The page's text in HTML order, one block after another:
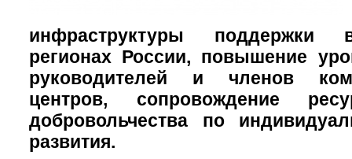
инфраструктуры поддержки
регионах России, повышение
руководителей и членов
центров, сопровождение
добровольчества по
развития.